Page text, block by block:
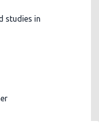
studies in